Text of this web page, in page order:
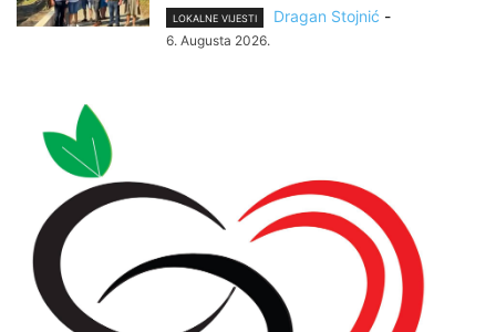
LOKALNE VIJESTI Dragan Stojnić -
6. Augusta 2026.